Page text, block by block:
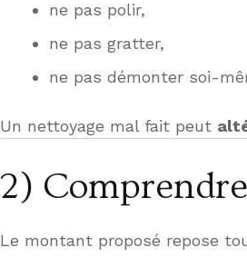
ne pas polir,
ne pas gratter,
ne pas démonter soi-
Un nettoyage mal fait peut
2)
Le montant proposé repose